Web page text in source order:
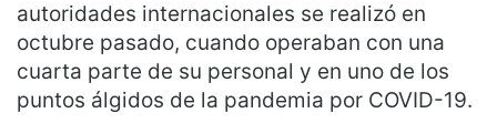
autoridades internacionales se realizó en
octubre pasado, cuando operaban con una
cuarta parte de su personal y en uno de los
puntos álgidos de la pandemia por COVID-19.